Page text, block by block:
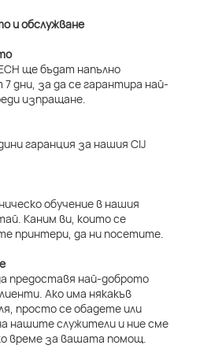
и обслужване
ще бъдат напълно
дни, за да се гарантира най-
изпращане.
гаранция за нашия CIJ
обучение в нашия
Каним ви, които се
принтери, да ни посетите.
предоставя най-доброто
Ако има някакъв
просто се обадете или
нашите служители и ние сме
време за вашата помощ.